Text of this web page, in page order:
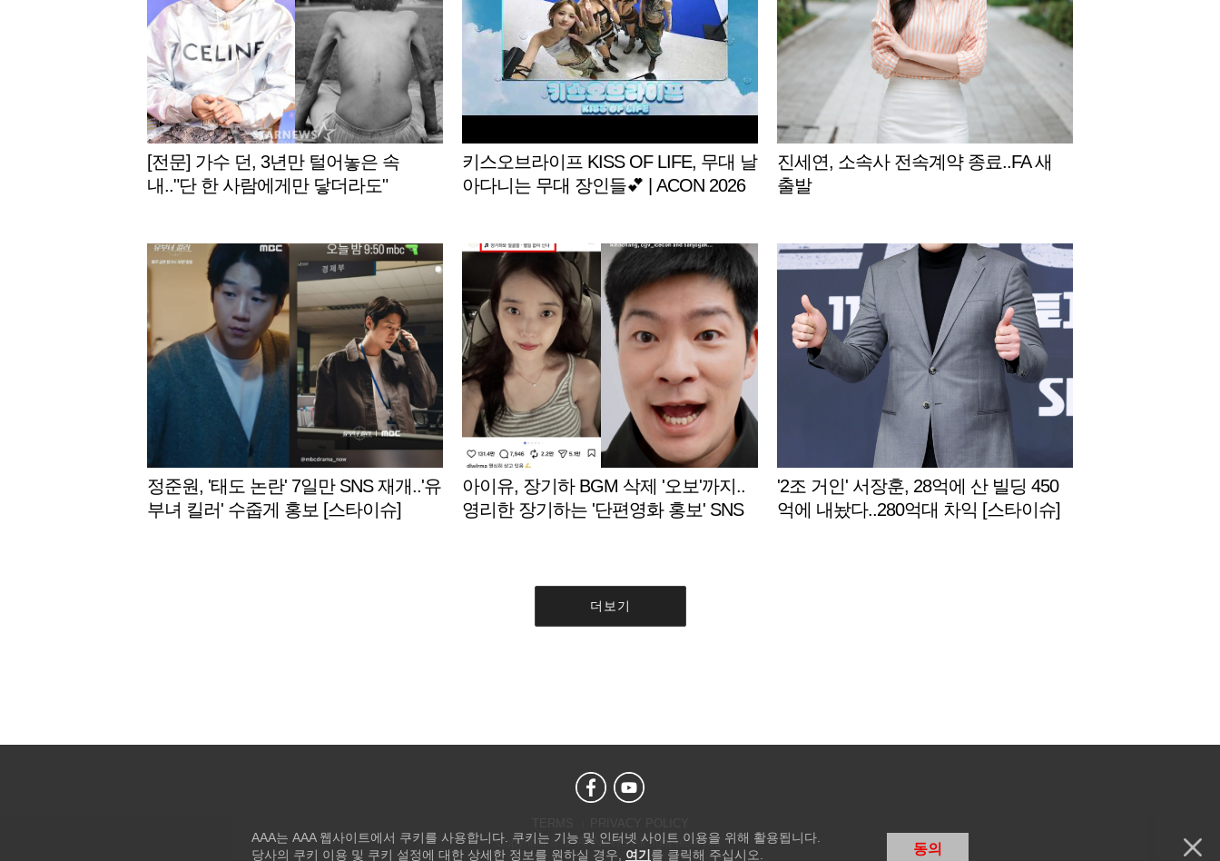
[전문] 가수 던, 3년만 털어놓은 속
내.."단 한 사람에게만 닿더라도"
키스오브라이프 KISS OF LIFE, 무대 날
아다니는 무대 장인들💕 | ACON 2026
진세연, 소속사 전속계약 종료..FA 새
출발
정준원, '태도 논란' 7일만 SNS 재개..'유
부녀 킬러' 수줍게 홍보 [스타이슈]
아이유, 장기하 BGM 삭제 '오보'까지..
영리한 장기하는 '단편영화 홍보' SNS
'2조 거인' 서장훈, 28억에 산 빌딩 450
억에 내놨다..280억대 차익 [스타이슈]
더보기
Copyright © STARNEWS All right reserved.
AAA는 AAA 웹사이트에서 쿠키를 사용합니다. 쿠키는 기능 및 인터넷 사이트 이용을 위해 활용됩니다.
당사의 쿠키 이용 및 쿠키 설정에 대한 상세한 정보를 원하실 경우, 여기 를 클릭해 주십시오. 동의